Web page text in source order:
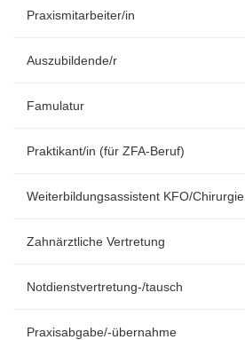
Praxismitarbeiter/in
Auszubildende/r
Famulatur
Praktikant/in (für ZFA-Beruf)
Weiterbildungsassistent KFO/Chirurgie
Zahnärztliche Vertretung
Notdienstvertretung-/tausch
Praxisabgabe/-übernahme